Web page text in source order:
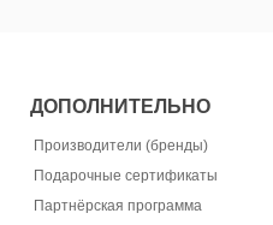
ДОПОЛНИТЕЛЬНО
Производители (бренды)
Подарочные сертификаты
Партнёрская программа